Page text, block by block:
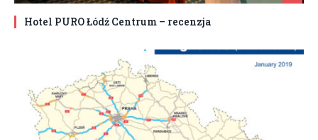
Hotel PURO Łódź Centrum – recenzja